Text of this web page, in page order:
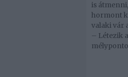
is
hormont
valaki vár
– Létezik